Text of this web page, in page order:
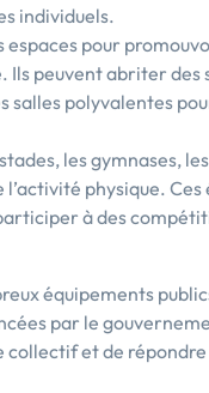
individuels.
pour
peuvent abriter des
salles polyvalentes
les gymnases,
physique.
à des
équipements
par le
et de répondre